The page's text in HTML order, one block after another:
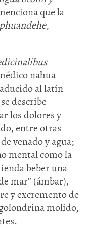
que la
,
nahua
al latín
describe
los dolores y
entre otras
venado y agua;
mental como la
beber una
mar” (ámbar),
y excremento de
molido,